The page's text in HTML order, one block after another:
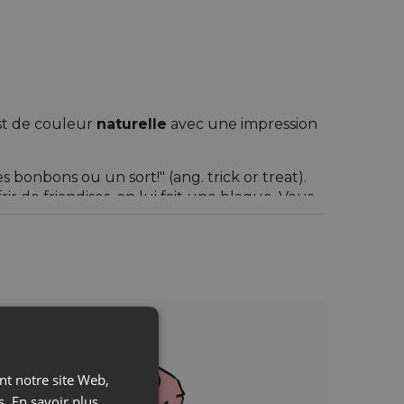
de couleur naturelle avec une impression
bonbons ou un sort!" (ang. trick or treat).
de friandises, on lui fait une blague. Vous
une grande impression à tout le monde!
les sachets peut différer légèrement de
notre site Web,